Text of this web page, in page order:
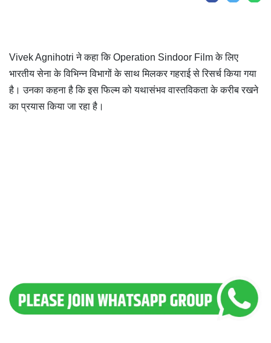
Vivek Agnihotri ने कहा कि Operation Sindoor Film के लिए
भारतीय सेना के विभिन्न विभागों के साथ मिलकर गहराई से रिसर्च किया गया
है। उनका कहना है कि इस फिल्म को यथासंभव वास्तविकता के करीब रखने
का प्रयास किया जा रहा है।